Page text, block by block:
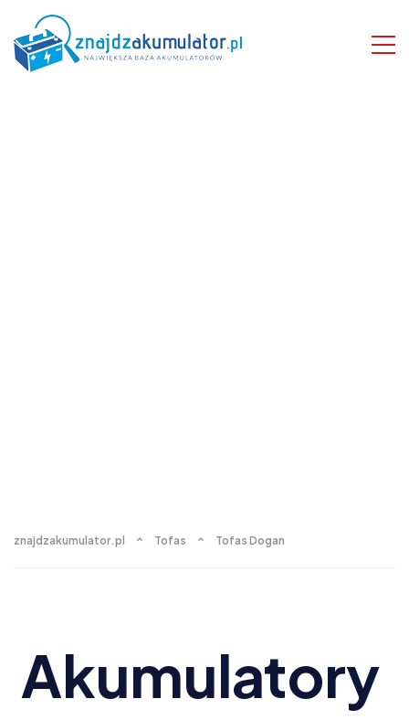
znajdzakumulator.pl Tofas Tofas Dogan
Akumulatory